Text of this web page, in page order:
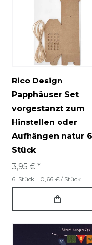
Rico Design
Papphäuser Set
vorgestanzt zum
Hinstellen oder
Aufhängen natur 6
Stück
3,95 € *
6 Stück | 0,66 € / Stück